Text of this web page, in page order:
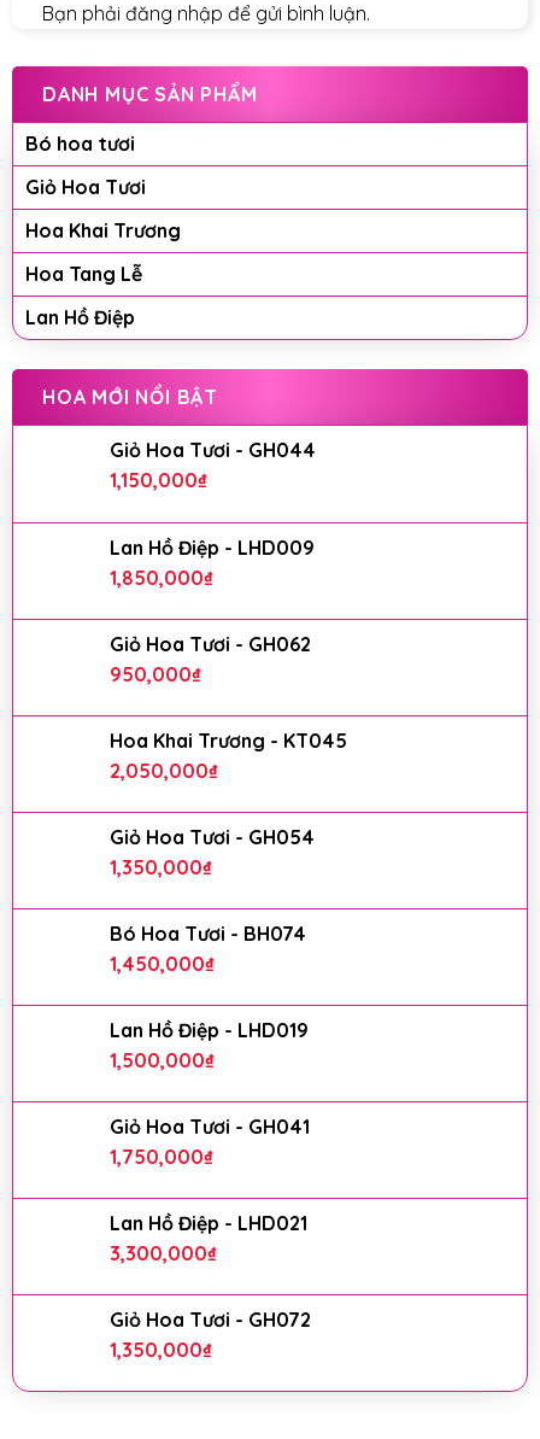
Bạn phải đăng nhập để gửi bình luận.
DANH MỤC SẢN PHẨM
Bó hoa tươi
Giỏ Hoa Tươi
Hoa Khai Trương
Hoa Tang Lễ
Lan Hồ Điệp
HOA MỚI NỔI BẬT
Giỏ Hoa Tươi - GH044
1,150,000₫
Lan Hồ Điệp - LHD009
1,850,000₫
Giỏ Hoa Tươi - GH062
950,000₫
Hoa Khai Trương - KT045
2,050,000₫
Giỏ Hoa Tươi - GH054
1,350,000₫
Bó Hoa Tươi - BH074
1,450,000₫
Lan Hồ Điệp - LHD019
1,500,000₫
Giỏ Hoa Tươi - GH041
1,750,000₫
Lan Hồ Điệp - LHD021
3,300,000₫
Giỏ Hoa Tươi - GH072
1,350,000₫